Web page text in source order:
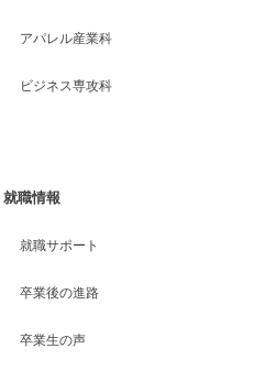
アパレル産業科
ビジネス専攻科
就職情報
就職サポート
卒業後の進路
卒業生の声